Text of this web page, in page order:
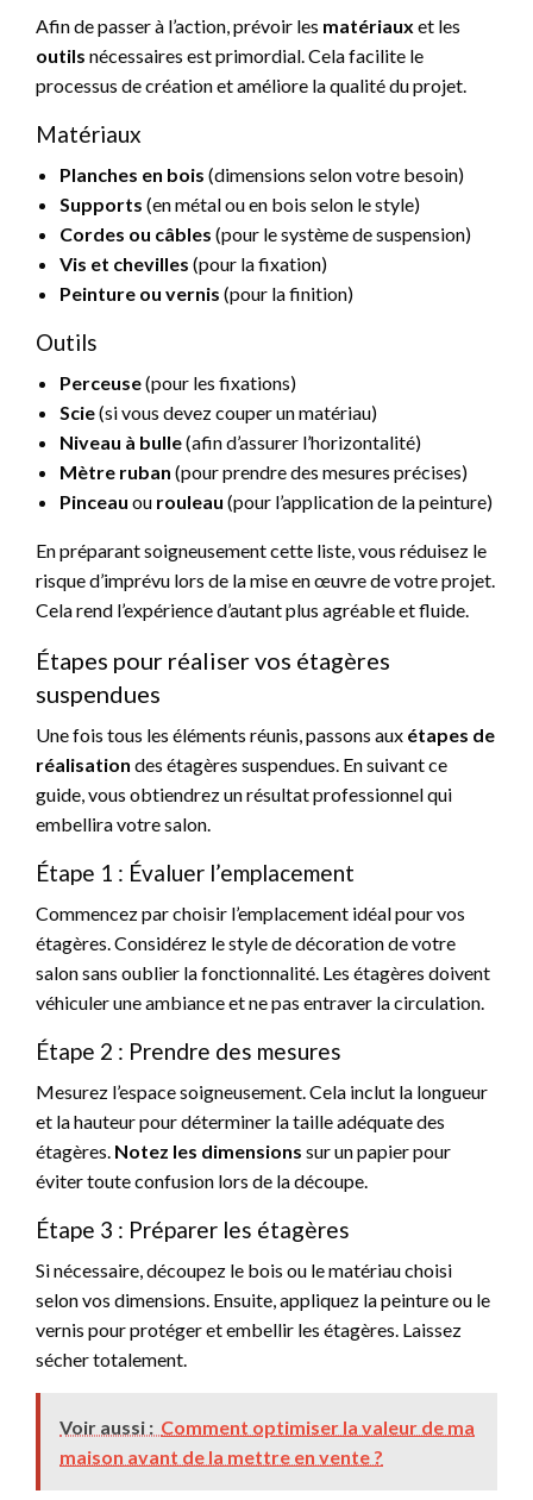
Afin de passer à l’action, prévoir les matériaux et les
outils nécessaires est primordial. Cela facilite le
processus de création et améliore la qualité du projet.
Matériaux
Planches en bois (dimensions selon votre besoin)
Supports (en métal ou en bois selon le style)
Cordes ou câbles (pour le système de suspension)
Vis et chevilles (pour la fixation)
Peinture ou vernis (pour la finition)
Outils
Perceuse(pour les fixations)
Scie(si vous devez couper un matériau)
Niveau à bulle(afin d’assurer l’horizontalité)
Mètre ruban (pour prendre des mesures précises)
Pinceau ou rouleau (pour l’application de la peinture)
En préparant soigneusement cette liste, vous réduisez le
risque d’imprévu lors de la mise en œuvre de votre projet.
Cela rend l’expérience d’autant plus agréable et fluide.
Étapes pour réaliser vos étagères
suspendues
Une fois tous les éléments réunis, passons aux étapes de
réalisation des étagères suspendues. En suivant ce
guide, vous obtiendrez un résultat professionnel qui
embellira votre salon.
Étape 1 : Évaluer l’emplacement
Commencez par choisir l’emplacement idéal pour vos
étagères. Considérez le style de décoration de votre
salon sans oublier la fonctionnalité. Les étagères doivent
véhiculer une ambiance et ne pas entraver la circulation.
Étape 2 : Prendre des mesures
Mesurez l’espace soigneusement. Cela inclut la longueur
et la hauteur pour déterminer la taille adéquate des
étagères. Notez les dimensions sur un papier pour
éviter toute confusion lors de la découpe.
Étape 3 : Préparer les étagères
Si nécessaire, découpez le bois ou le matériau choisi
selon vos dimensions. Ensuite, appliquez la peinture ou le
vernis pour protéger et embellir les étagères. Laissez
sécher totalement.
Voir aussi : Comment optimiser la valeur de ma
maison avant de la mettre en vente ?